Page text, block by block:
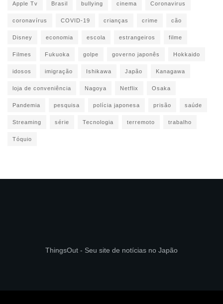
Apple Tv Brasil bullying cinema Coronavirus
coronavírus COVID-19 crianças crime cão
Disney economia escola estrangeiros filme
Filmes Fukuoka golpe governo japonês Hokkaido
idosos imigração Ishikawa Japão Kanagawa
loja de conveniência Nagoya Netflix Osaka
Pandemia pesquisa polícia japonesa prisão saúde
Streaming série Tecnologia terremoto trabalho
Tóquio
ThingsOut - Seu site de notícias no Japão